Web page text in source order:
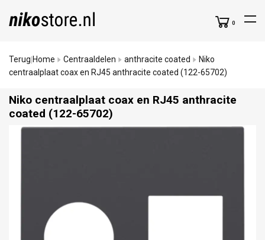
0
Terug Home Centraaldelen anthracite coated
Niko
centraalplaat coax en RJ45 anthracite coated (122-65702)
Niko centraalplaat coax en RJ45 anthracite
coated (122-65702)